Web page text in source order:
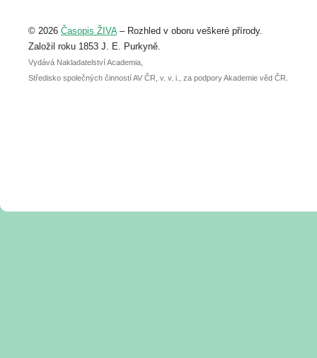
abstraktu přihlášené přednášky nebo
posteru je už 30. června.
© 2026 Časopis ŽIVA– Rozhled v oboru veškeré přírody.
Založil roku 1853 J. E. Purkyně.
Vydává Nakladatelství Academia,
Středisko společných činností AV ČR, v. v. i., za podpory Akademie věd ČR.